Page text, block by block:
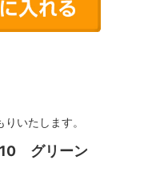
いたします。
グリーン